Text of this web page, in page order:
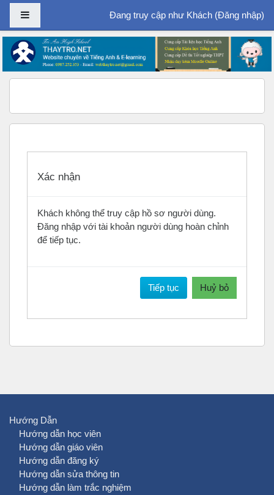
Chuyển tới nội dung chính
Bảng điều khiển cạnhĐang truy cập như Khách (Đăng nhập)
Xác nhận
Khách không thể truy cập hồ sơ người dùng.
Đăng nhập với tài khoản người dùng hoàn chỉnh
để tiếp tục.
Tiếp tục Huỷ bỏ
Hướng Dẫn
Hướng dẫn học viên
Hướng dẫn giáo viên
Hướng dẫn đăng ký
Hướng dẫn sửa thông tin
Hướng dẫn làm trắc nghiệm